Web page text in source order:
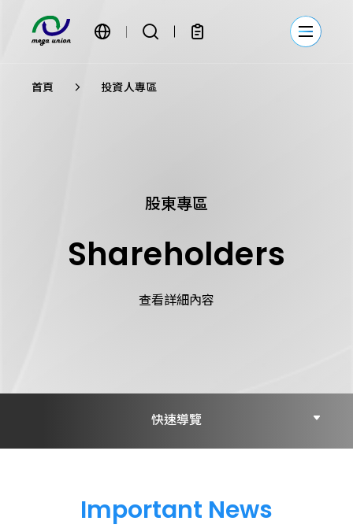
首頁 投資人專區
股東專區
Shareholders
查看詳細內容
快速導覽
新聞稿
Important News